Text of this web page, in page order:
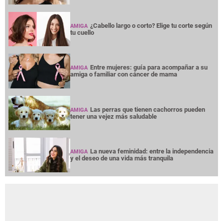
AMIGA ¿Cabello largo o corto? Elige tu corte según
tu cuello
AMIGA Entre mujeres: guía para acompañar a su
amiga o familiar con cáncer de mama
AMIGA Las perras que tienen cachorros pueden
tener una vejez más saludable
AMIGA La nueva feminidad: entre la independencia
y el deseo de una vida más tranquila